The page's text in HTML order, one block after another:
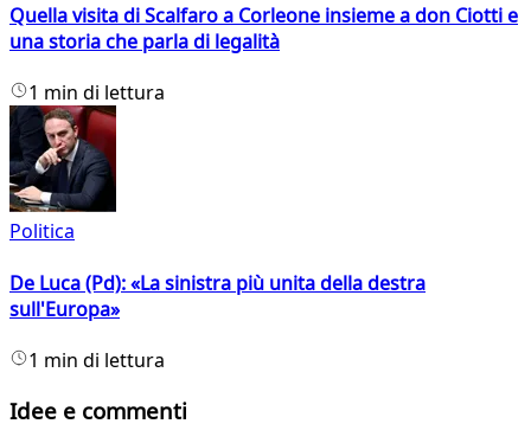
Quella visita di Scalfaro a Corleone insieme a don Ciotti e
una storia che parla di legalità
1 min di lettura
Politica
De Luca (Pd): «La sinistra più unita della destra
sull'Europa»
1 min di lettura
Idee e commenti